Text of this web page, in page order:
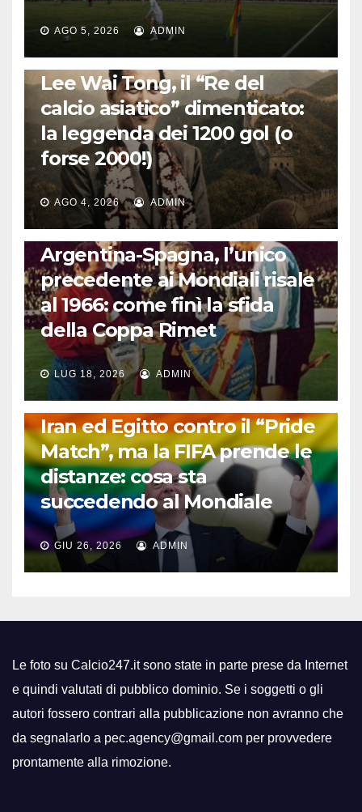
AGO 5, 2026 ADMIN
LA STORIA DEL CALCIO
Lee Wai Tong, il “Re del
calcio asiatico” dimenticato:
la leggenda dei 1200 gol (o
forse 2000!)
AGO 4, 2026 ADMIN
CALCIO INTERNAZIONALE
Argentina-Spagna, l’unico
precedente ai Mondiali risale
al 1966: come finì la sfida
della Coppa Rimet
LUG 18, 2026 ADMIN
FUORI DAL CAMPO: CALCIO, GOSSIP E NON SOLO
Iran ed Egitto contro il “Pride
Match”, ma la FIFA prende le
distanze: cosa sta
succedendo al Mondiale
GIU 26, 2026 ADMIN
Le foto su Calcio247.it sono state in parte prese da Internet
e quindi valutati di pubblico dominio. Se i soggetti o gli
autori fossero contrari alla pubblicazione non avranno che
da segnalarlo a pec.agency@gmail.com per provvedere
prontamente alla rimozione.